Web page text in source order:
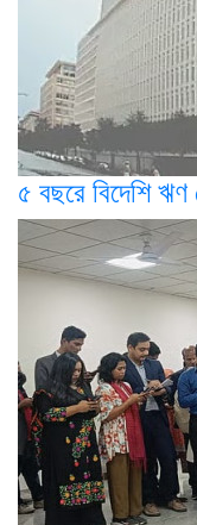
৫ বছরে বিদেশি